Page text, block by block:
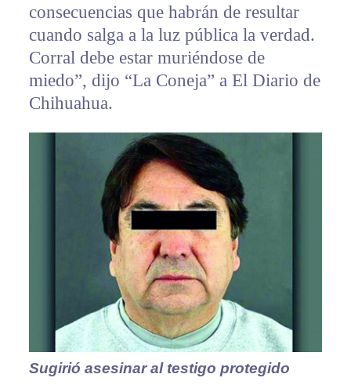
consecuencias que habrán de resultar
cuando salga a la luz pública la verdad.
Corral debe estar muriéndose de
miedo”, dijo “La Coneja” a El Diario de
Chihuahua.
Sugirió asesinar al testigo protegido